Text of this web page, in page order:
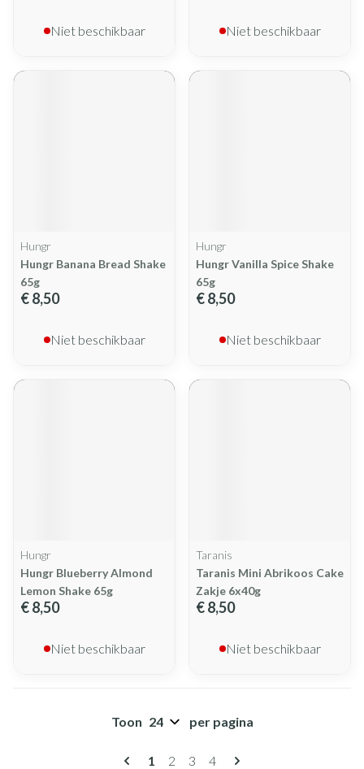
Niet beschikbaar Niet beschikbaar
Hungr
Hungr Banana Bread Shake
65g
€ 8,50
Niet beschikbaar
Hungr
Hungr Vanilla Spice Shake
65g
€ 8,50
Niet beschikbaar
Hungr
Hungr Blueberry Almond
Lemon Shake 65g
€ 8,50
Niet beschikbaar
Taranis
Taranis Mini Abrikoos Cake
Zakje 6x40g
€ 8,50
Niet beschikbaar
Pagina's
U lees momenteel pagina
1 Pagina
2 Pagina
3 Pagina
4
Toon per pagina